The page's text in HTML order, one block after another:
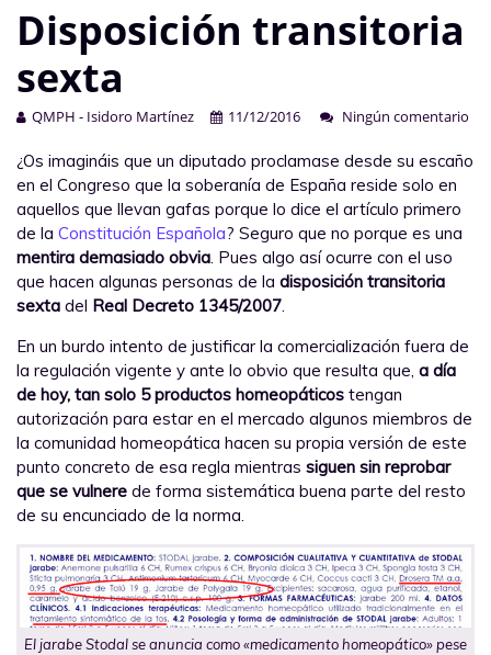
Disposición transitoria
sexta
QMPH - Isidoro Martínez 11/12/2016 Ningún comentario
¿Os imagináis que un diputado proclamase desde su escaño
en el Congreso que la soberanía de España reside solo en
aquellos que llevan gafas porque lo dice el artículo primero
de la Constitución Española? Seguro que no porque es una
mentira demasiado obvia . Pues algo así ocurre con el uso
que hacen algunas personas de la disposición transitoria
sexta del Real Decreto 1345/2007
En un burdo intento de justificar la comercialización fuera de
la regulación vigente y ante lo obvio que resulta que, a día
de hoy, tan solo 5 productos homeopáticos tengan
autorización para estar en el mercado algunos miembros de
la comunidad homeopática hacen su propia versión de este
punto concreto de esa regla mientras siguen sin reprobar
que se vulnere de forma sistemática buena parte del resto
de su encunciado de la norma.
El jarabe Stodal se anuncia como «medicamento homeopático» pese